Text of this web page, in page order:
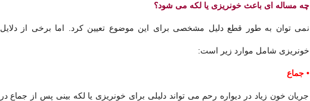
چه مساله ای باعث خونریزی یا لکه می شود؟
نمی توان به طور قطع دلیل مشخصی برای این موضوع تعیین کرد. اما برخی از دلایل
خونریزی شامل موارد زیر است:
• جماع
جریان خون زیاد در دیواره رحم می تواند دلیلی برای خونریزی یا لکه بینی پس از جماع در